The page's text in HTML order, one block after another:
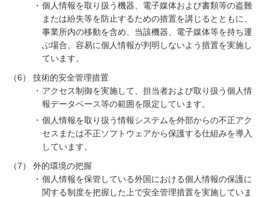
個人情報を取り扱う機器、電子媒体および書類等の盗難
または紛失等を防止するための措置を講じるとともに、
事業所内の移動を含め、当該機器、電子媒体等を持ち運
ぶ場合、容易に個人情報が判明しないよう措置を実施し
ています。
（6）
技術的安全管理措置
アクセス制御を実施して、担当者および取り扱う個人情
報データベース等の範囲を限定しています。
個人情報を取り扱う情報システムを外部からの不正アク
セスまたは不正ソフトウェアから保護する仕組みを導入
しています。
（7）
外的環境の把握
個人情報を保管している外国における個人情報の保護に
関する制度を把握した上で安全管理措置を実施していま